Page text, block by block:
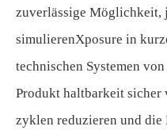
zuverlässige Möglichkeit,
simulierenXposure in
technischen Systemen
Produkt haltbarkeit
zyklen reduzieren und die